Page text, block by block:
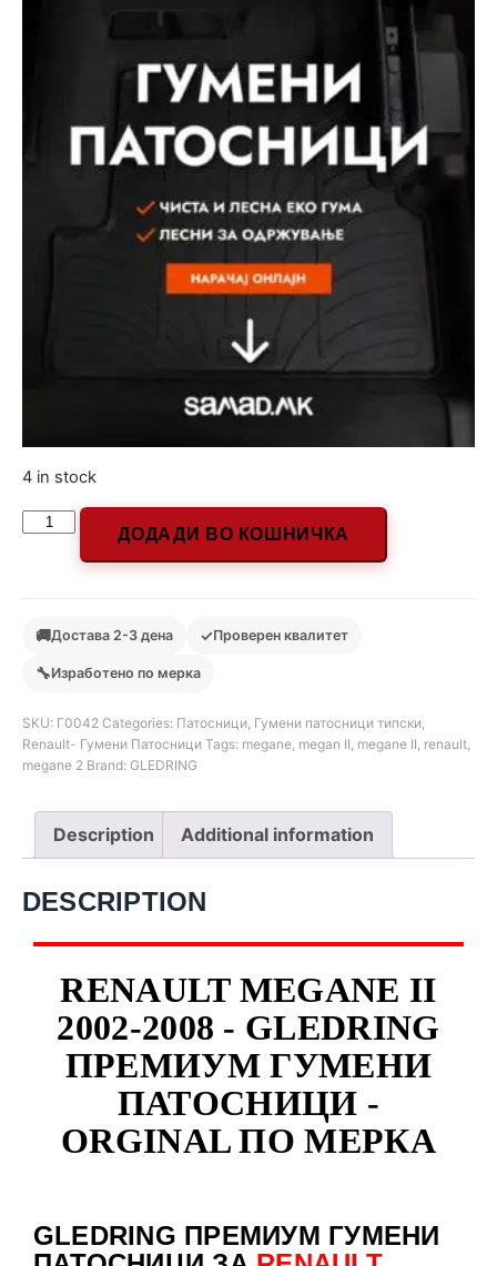
4 in stock
ДОДАДИ ВО КОШНИЧКА
🚚Достава 2-3 дена ✓Проверен квалитет
🔧Изработено по мерка
SKU: Г0042 Categories: Патосници, Гумени патосници типски,
Renault- Гумени Патосници Tags: megane, megan II, megane II, renault,
megane 2 Brand: GLEDRING
Description Additional information
DESCRIPTION
RENAULT MEGANE II
2002-2008 - GLEDRING
ПРЕМИУМ ГУМЕНИ
ПАТОСНИЦИ -
ORGINAL ПО МЕРКА
GLEDRING ПРЕМИУМ ГУМЕНИ